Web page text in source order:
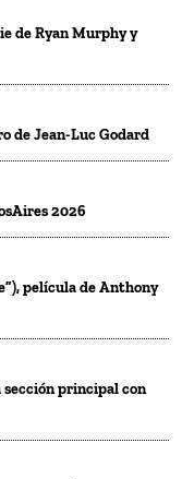
de Ryan Murphy y
de Jean-Luc Godard
2026
película de Anthony
principal con